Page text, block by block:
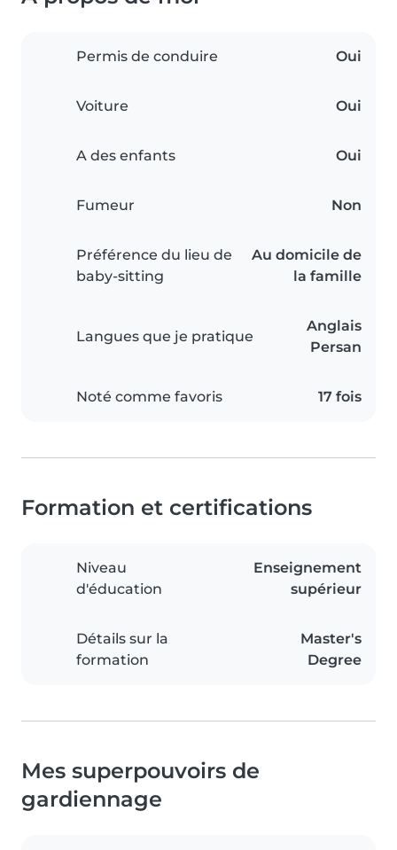
Permis de conduire Oui
Voiture Oui
A des enfants Oui
Fumeur Non
Préférence du lieu de
baby-sitting
Au domicile de
la famille
Langues que je pratique
Anglais
Persan
Noté comme favoris 17 fois
Formation et certifications
Niveau
d'éducation
Enseignement
supérieur
Détails sur la
formation
Master's
Degree
Mes superpouvoirs de
gardiennage